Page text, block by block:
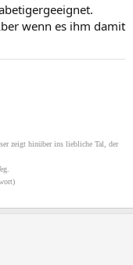
wenn es ihm damit
zeigt hinüber ins liebliche Tal, der